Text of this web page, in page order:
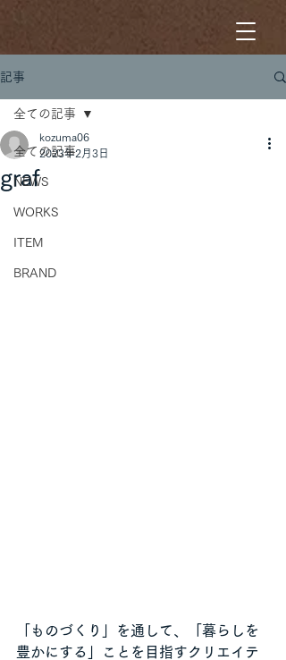
記事
全ての記事
NEWS
WORKS
ITEM
BRAND
全ての記事
graf
kozuma06
2023年2月3日
「ものづくり」を通して、「暮らしを
豊かにする」ことを目指すクリエイテ